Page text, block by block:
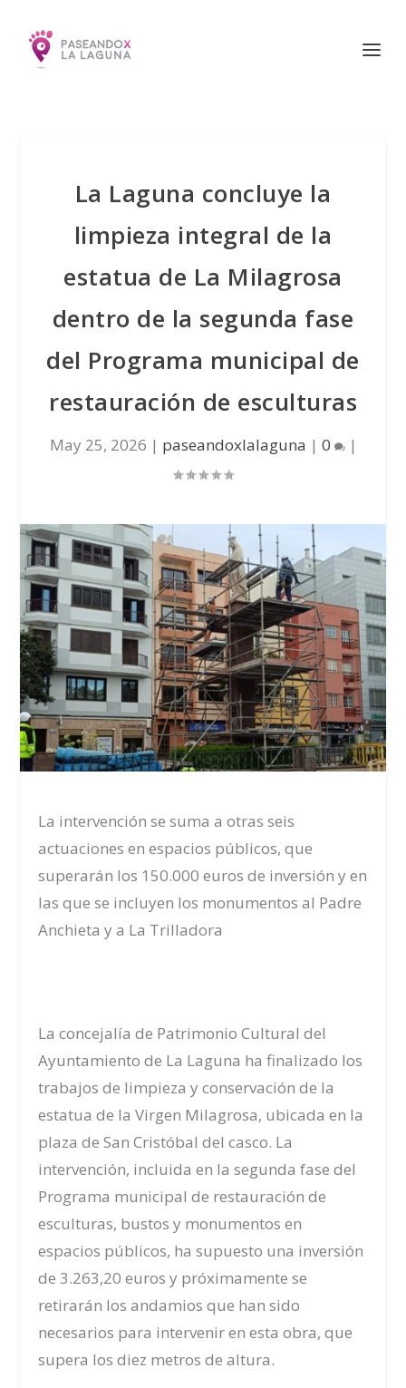
La Laguna concluye la
limpieza integral de la
estatua de La Milagrosa
dentro de la segunda fase
del Programa municipal de
restauración de esculturas
May 25, 2026 | paseandoxlalaguna | 0 |
La intervención se suma a otras seis
actuaciones en espacios públicos, que
superarán los 150.000 euros de inversión y en
las que se incluyen los monumentos al Padre
Anchieta y a La Trilladora
La concejalía de Patrimonio Cultural del
Ayuntamiento de La Laguna ha finalizado los
trabajos de limpieza y conservación de la
estatua de la Virgen Milagrosa, ubicada en la
plaza de San Cristóbal del casco. La
intervención, incluida en la segunda fase del
Programa municipal de restauración de
esculturas, bustos y monumentos en
espacios públicos, ha supuesto una inversión
de 3.263,20 euros y próximamente se
retirarán los andamios que han sido
necesarios para intervenir en esta obra, que
supera los diez metros de altura.